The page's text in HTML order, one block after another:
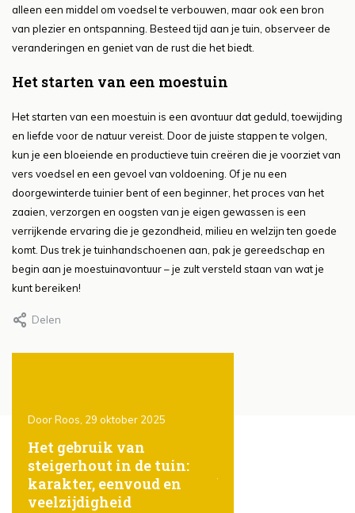
alleen een middel om voedsel te verbouwen, maar ook een bron
van plezier en ontspanning. Besteed tijd aan je tuin, observeer de
veranderingen en geniet van de rust die het biedt.
Het starten van een moestuin
Het starten van een moestuin is een avontuur dat geduld, toewijding
en liefde voor de natuur vereist. Door de juiste stappen te volgen,
kun je een bloeiende en productieve tuin creëren die je voorziet van
vers voedsel en een gevoel van voldoening. Of je nu een
doorgewinterde tuinier bent of een beginner, het proces van het
zaaien, verzorgen en oogsten van je eigen gewassen is een
verrijkende ervaring die je gezondheid, milieu en welzijn ten goede
komt. Dus trek je tuinhandschoenen aan, pak je gereedschap en
begin aan je moestuinavontuur – je zult versteld staan van wat je
kunt bereiken!
Delen
Door Roos, 29 oktober 2025
Het gebruik van
steigerhout in de tuin:
karakter, eenvoud en
veelzijdigheid